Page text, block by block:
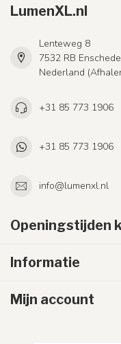
LumenXL.nl
Lenteweg 8
7532 RB Enschede
Nederland
+31 85 773 1906
+31 85 773 1906
info@lumenxl.nl
Openingstijden
Informatie
Mijn account